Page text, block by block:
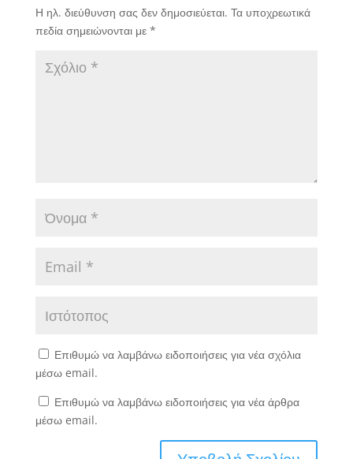
Η ηλ. διεύθυνση σας δεν δημοσιεύεται. Τα υποχρεωτικά
πεδία σημειώνονται με *
Επιθυμώ να λαμβάνω ειδοποιήσεις για νέα σχόλια
μέσω email.
Επιθυμώ να λαμβάνω ειδοποιήσεις για νέα άρθρα
μέσω email.